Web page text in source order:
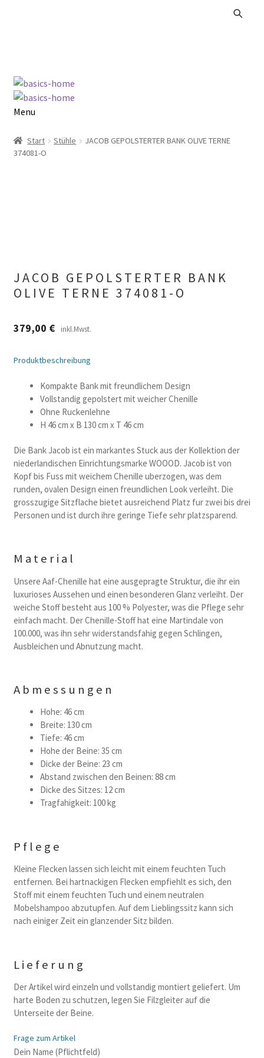
Zur
Navigation
springen
Zum
Inhalt
springen
Menu
Alle Produkte
Start Stühle
JACOB GEPOLSTERTER BANK OLIVE TERNE
374081-O
JACOB GEPOLSTERTER BANK
OLIVE TERNE 374081-O
379,00 € inkl.Mwst.
Produktbeschreibung
Kompakte Bank mit freundlichem Design
Vollstandig gepolstert mit weicher Chenille
Ohne Ruckenlehne
H 46 cm x B 130 cm x T 46 cm
Die Bank Jacob ist ein markantes Stuck aus der Kollektion der
niederlandischen Einrichtungsmarke WOOOD. Jacob ist von
Kopf bis Fuss mit weichem Chenille uberzogen, was dem
runden, ovalen Design einen freundlichen Look verleiht. Die
grosszugige Sitzflache bietet ausreichend Platz fur zwei bis drei
Personen und ist durch ihre geringe Tiefe sehr platzsparend.
Material
Unsere Aaf-Chenille hat eine ausgepragte Struktur, die ihr ein
luxurioses Aussehen und einen besonderen Glanz verleiht. Der
weiche Stoff besteht aus 100 % Polyester, was die Pflege sehr
einfach macht. Der Chenille-Stoff hat eine Martindale von
100.000, was ihn sehr widerstandsfahig gegen Schlingen,
Ausbleichen und Abnutzung macht.
Abmessungen
Hohe: 46 cm
Breite: 130 cm
Tiefe: 46 cm
Hohe der Beine: 35 cm
Dicke der Beine: 23 cm
Abstand zwischen den Beinen: 88 cm
Dicke des Sitzes: 12 cm
Tragfahigkeit: 100 kg
Pflege
Kleine Flecken lassen sich leicht mit einem feuchten Tuch
entfernen. Bei hartnackigen Flecken empfiehlt es sich, den
Stoff mit einem feuchten Tuch und einem neutralen
Mobelshampoo abzutupfen. Auf dem Lieblingssitz kann sich
nach einiger Zeit ein glanzender Sitz bilden.
Lieferung
Der Artikel wird einzeln und vollstandig montiert geliefert. Um
harte Boden zu schutzen, legen Sie Filzgleiter auf die
Unterseite der Beine.
Frage zum Artikel
B
Dein Name (Pflichtfeld)